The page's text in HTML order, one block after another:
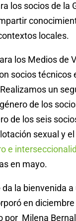
los socios de la
locales.
los Medios de
socios técnicos
un
de los
de los seis
sexual y
e
en mayo.
da la bienvenida a
en
Milena